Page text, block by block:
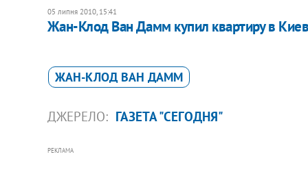
05 липня 2010, 15:41
Жан-Клод Ван Дамм купил квартиру в
ЖАН-КЛОД ВАН ДАММ
ДЖЕРЕЛО: ГАЗЕТА "СЕГОДНЯ"
РЕКЛАМА